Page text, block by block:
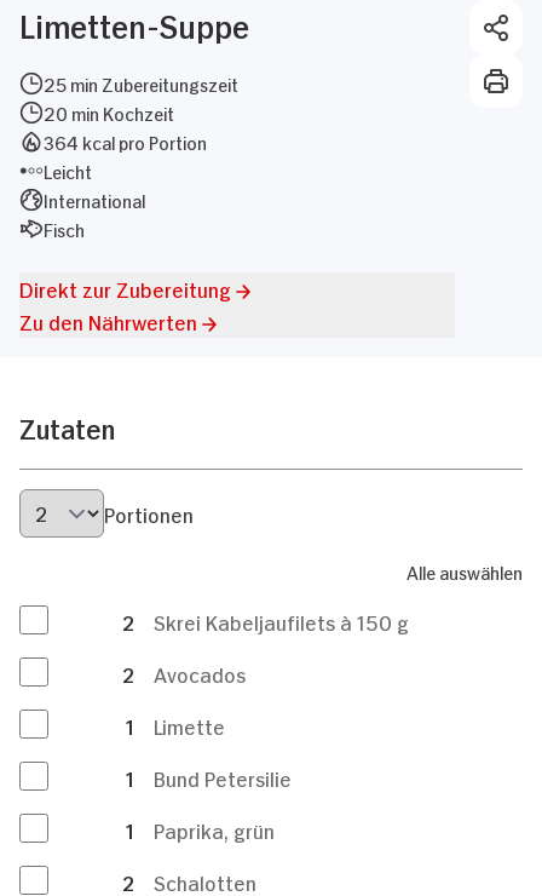
Limetten-Suppe
25 min Zubereitungszeit
20 min Kochzeit
364 kcal pro Portion
Leicht
International
Fisch
Direkt zur Zubereitung
Zu den Nährwerten
Zutaten
Portionen
Alle auswählen
2
Skrei Kabeljaufilets à 150 g
2
Avocados
1
Limette
1
Bund Petersilie
1
Paprika, grün
2
Schalotten